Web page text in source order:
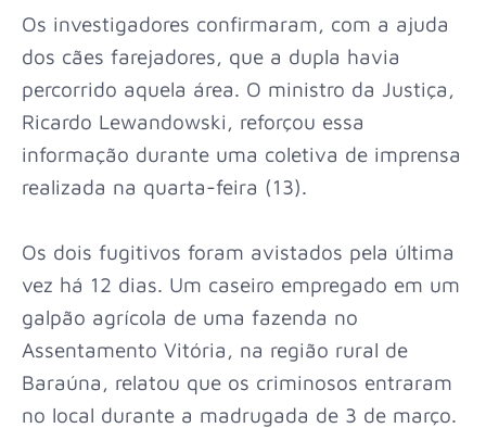
Os investigadores confirmaram, com a ajuda
dos cães farejadores, que a dupla havia
percorrido aquela área. O ministro da Justiça,
Ricardo Lewandowski, reforçou essa
informação durante uma coletiva de imprensa
realizada na quarta-feira (13).
Os dois fugitivos foram avistados pela última
vez há 12 dias. Um caseiro empregado em um
galpão agrícola de uma fazenda no
Assentamento Vitória, na região rural de
Baraúna, relatou que os criminosos entraram
no local durante a madrugada de 3 de março.